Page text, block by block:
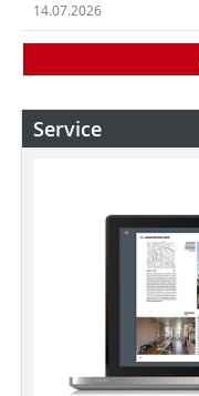
14.07.2026
Service